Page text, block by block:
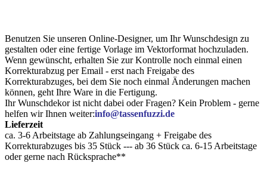
Benutzen Sie unseren Online-Designer, um Ihr Wunschdesign zu
gestalten oder eine fertige Vorlage im Vektorformat hochzuladen.
Wenn gewünscht, erhalten Sie zur Kontrolle noch einmal einen
Korrekturabzug per Email - erst nach Freigabe des
Korrekturabzuges, bei dem Sie noch einmal Änderungen machen
können, geht Ihre Ware in die Fertigung.
Ihr Wunschdekor ist nicht dabei oder Fragen? Kein Problem - gerne
helfen wir Ihnen weiter:info@tassenfuzzi.de
Lieferzeit
ca. 3-6 Arbeitstage ab Zahlungseingang + Freigabe des
Korrekturabzuges bis 35 Stück --- ab 36 Stück ca. 6-15 Arbeitstage
oder gerne nach Rücksprache**